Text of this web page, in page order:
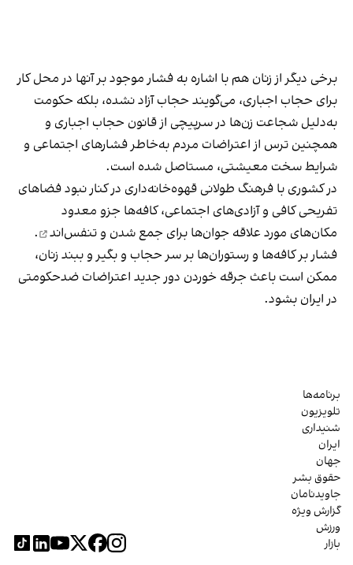
برخی دیگر از زنان هم با اشاره به فشار موجود بر آنها در محل کار
برای حجاب اجباری، می‌گویند حجاب آزاد نشده، بلکه حکومت
به‌دلیل شجاعت زن‌ها در سرپیچی از قانون حجاب اجباری و
همچنین ترس از اعتراضات مردم به‌خاطر فشارهای اجتماعی و
شرایط سخت معیشتی، مستاصل شده است.
در کشوری با فرهنگ طولانی قهوه‌‌خانه‌داری در کنار نبود فضاهای
تفریحی کافی و آزادی‌های اجتماعی، کافه‌ها جزو معدود
مکان‌های مورد علاقه جوان‌ها برای جمع شدن و تنفس‌اند
.
فشار بر کافه‌ها و رستوران‌ها بر سر حجاب و بگیر و ببند زنان،
ممکن است باعث جرقه خوردن دور جدید اعتراضات ضدحکومتی
در ایران بشود.
برنامه‌ها
تلویزیون
شنیداری
ایران
جهان
حقوق بشر
جاویدنامان
گزارش ویژه
ورزش
بازار